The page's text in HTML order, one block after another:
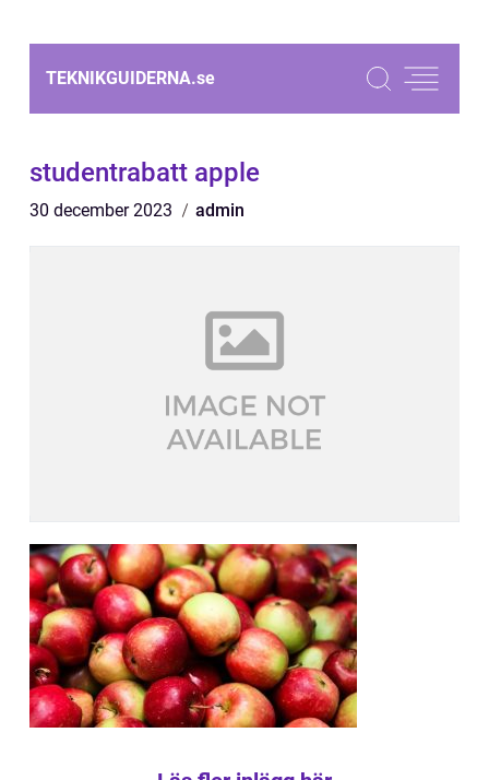
TEKNIKGUIDERNA.se
studentrabatt apple
30 december 2023 admin